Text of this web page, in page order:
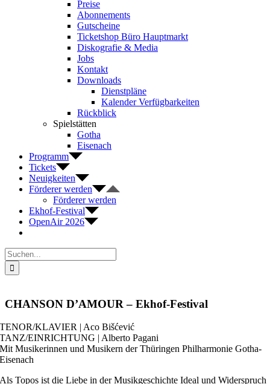
Preise
Abonnements
Gutscheine
Ticketshop Büro Hauptmarkt
Diskografie & Media
Jobs
Kontakt
Downloads
Dienstpläne
Kalender Verfügbarkeiten
Rückblick
Spielstätten
Gotha
Eisenach
Programm
Tickets
Neuigkeiten
Förderer werden
Förderer werden
Ekhof-Festival
OpenAir 2026
Suche
nach:
CHANSON D’AMOUR – Ekhof-Festival
TENOR/KLAVIER | Aco Bišćević
TANZ/EINRICHTUNG | Alberto Pagani
Mit Musikerinnen und Musikern der Thüringen Philharmonie Gotha-
Eisenach
Als Topos ist die Liebe in der Musikgeschichte Ideal und Widerspruch